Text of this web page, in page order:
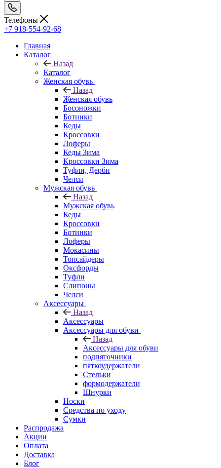
Телефоны
+7 918-554-92-68
Главная
Каталог
Назад
Каталог
Женская обувь
Назад
Женская обувь
Босоножки
Ботинки
Кеды
Кроссовки
Лоферы
Кеды Зима
Кроссовки Зима
Туфли, Дерби
Челси
Мужская обувь
Назад
Мужская обувь
Кеды
Кроссовки
Ботинки
Лоферы
Мокасины
Топсайдеры
Оксфорды
Туфли
Слипоны
Челси
Аксессуары
Назад
Аксессуары
Аксессуары для обуви
Назад
Аксессуары для обуви
подпяточники
пяткоудержатели
Стельки
формодержатели
Шнурки
Носки
Средства по уходу
Сумки
Распродажа
Акции
Оплата
Доставка
Блог